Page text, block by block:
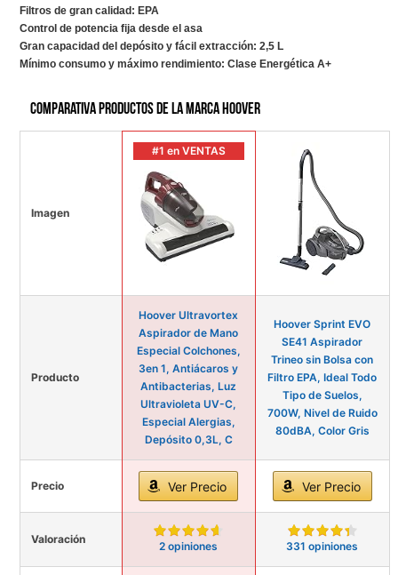
Filtros de gran calidad: EPA
Control de potencia fija desde el asa
Gran capacidad del depósito y fácil extracción: 2,5 L
Mínimo consumo y máximo rendimiento: Clase Energética A+
Comparativa productos de la marca Hoover
Imagen
#1 en VENTAS
Producto
Hoover Ultravortex
Aspirador de Mano
Especial Colchones,
3en 1, Antiácaros y
Antibacterias, Luz
Ultravioleta UV-C,
Especial Alergias,
Depósito 0,3L, C
Hoover Sprint EVO
SE41 Aspirador
Trineo sin Bolsa con
Filtro EPA, Ideal Todo
Tipo de Suelos,
700W, Nivel de Ruido
80dBA, Color Gris
Precio Ver Precio Ver Precio
Valoración
2 opiniones 331 opiniones